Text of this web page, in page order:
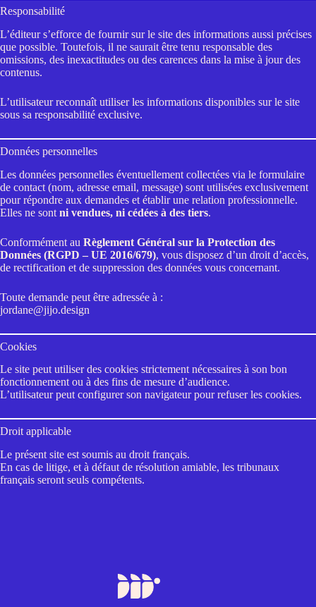
Responsabilité
L’éditeur s’efforce de fournir sur le site des informations aussi précises
que possible. Toutefois, il ne saurait être tenu responsable des
omissions, des inexactitudes ou des carences dans la mise à jour des
contenus.
L’utilisateur reconnaît utiliser les informations disponibles sur le site
sous sa responsabilité exclusive.
Données personnelles
Les données personnelles éventuellement collectées via le formulaire
de contact (nom, adresse email, message) sont utilisées exclusivement
pour répondre aux demandes et établir une relation professionnelle.
Elles ne sont ni vendues, ni cédées à des tiers.
Conformément au Règlement Général sur la Protection des
Données (RGPD – UE 2016/679), vous disposez d’un droit d’accès,
de rectification et de suppression des données vous concernant.
Toute demande peut être adressée à :
jordane@jijo.design
Cookies
Le site peut utiliser des cookies strictement nécessaires à son bon
fonctionnement ou à des fins de mesure d’audience.
L’utilisateur peut configurer son navigateur pour refuser les cookies.
Droit applicable
Le présent site est soumis au droit français.
En cas de litige, et à défaut de résolution amiable, les tribunaux
français seront seuls compétents.